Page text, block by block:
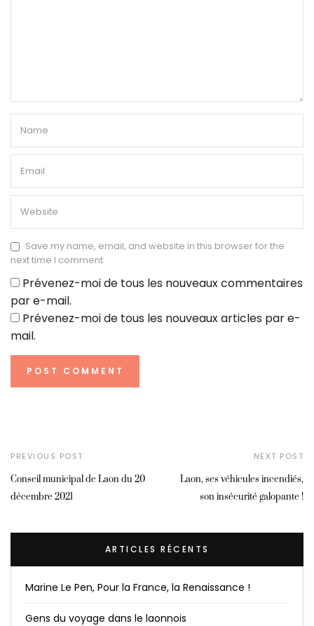
Save my name, email, and website in this browser for the
next time I comment.
Prévenez-moi de tous les nouveaux commentaires
par e-mail.
Prévenez-moi de tous les nouveaux articles par e-
mail.
PREVIOUS POST
Conseil municipal de Laon du 20
décembre 2021
NEXT POST
Laon, ses véhicules incendiés,
son insécurité galopante !
ARTICLES RÉCENTS
Marine Le Pen, Pour la France, la Renaissance !
Gens du voyage dans le laonnois